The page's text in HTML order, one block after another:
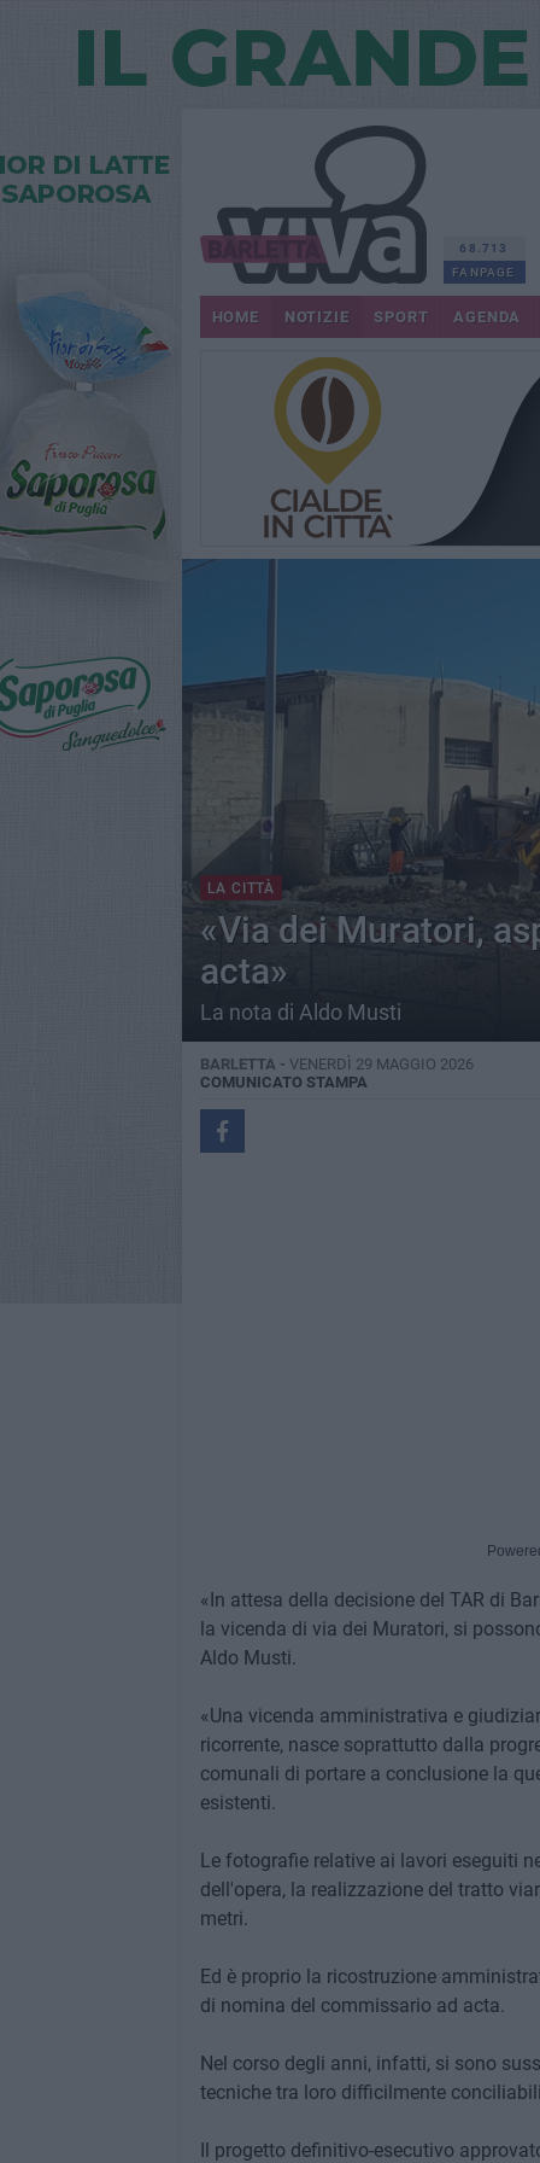
68.713
FANPAGE
HOME NOTIZIE SPORT AGENDA
LA CITTÀ
«Via dei Muratori,
acta»
La nota di Aldo Musti
BARLETTA - VENERDÌ 29 MAGGIO 2026
COMUNICATO STAMPA
«In attesa della decisione del TAR di
la vicenda di via dei Muratori, si
Aldo Musti.
«Una vicenda amministrativa e
ricorrente, nasce soprattutto dalla
comunali di portare a conclusione la
esistenti.
Le fotografie relative ai lavori eseguiti
dell'opera, la realizzazione del tratto
metri.
Ed è proprio la ricostruzione
di nomina del commissario ad acta.
Nel corso degli anni, infatti, si sono
tecniche tra loro difficilmente
Il progetto definitivo-esecutivo